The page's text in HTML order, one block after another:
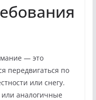
— это
передвигаться по
или снегу.
или аналогичные